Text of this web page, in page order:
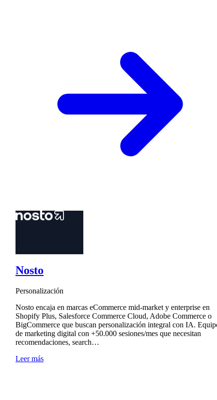
Nosto
Personalización
Nosto encaja en marcas eCommerce mid-market y enterprise en
Shopify Plus, Salesforce Commerce Cloud, Adobe Commerce o
BigCommerce que buscan personalización integral con IA.
de marketing digital con +50.000 sesiones/mes que necesitan
recomendaciones, search…
Leer más